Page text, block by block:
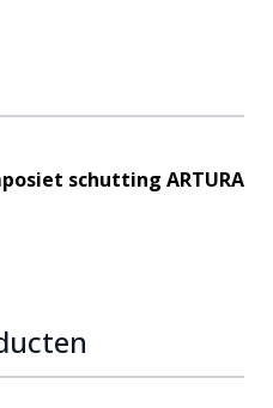
schutting ARTURA